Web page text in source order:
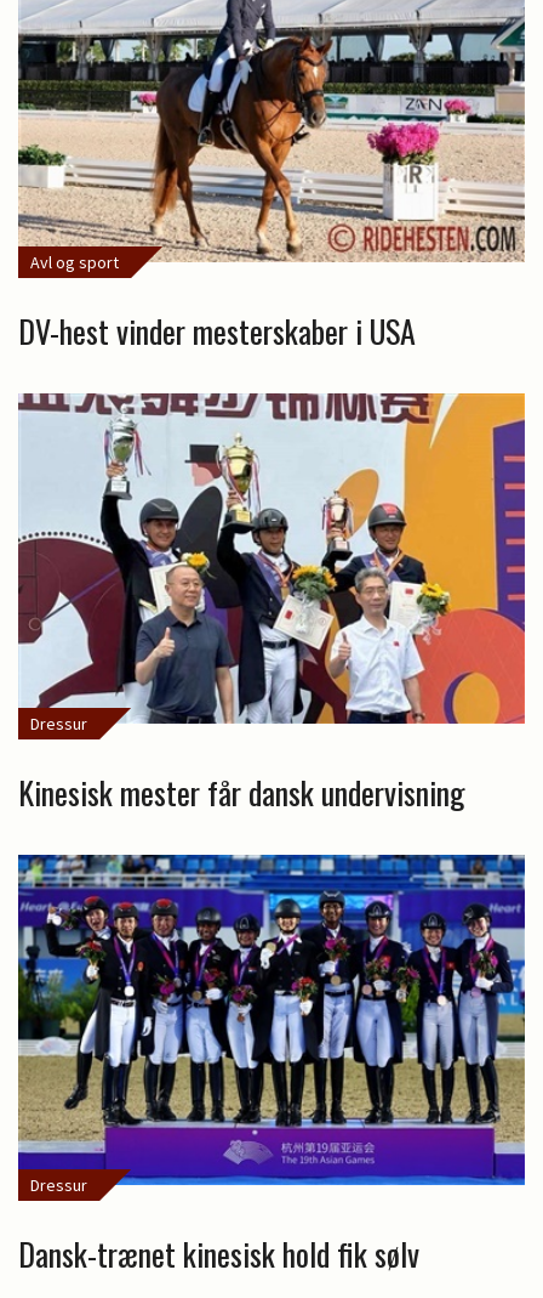
Avl og sport
DV-hest vinder mesterskaber i USA
Dressur
Kinesisk mester får dansk undervisning
Dressur
Dansk-trænet kinesisk hold fik sølv